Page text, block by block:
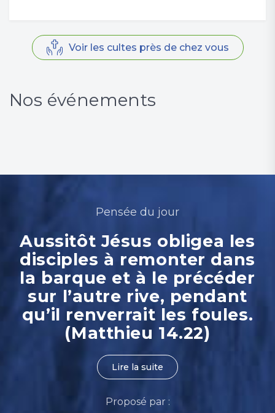
Voir les cultes près de chez vous
Nos événements
Pensée du jour
Aussitôt Jésus obligea les
disciples à remonter dans
la barque et à le précéder
sur l’autre rive, pendant
qu’il renverrait les foules.
(Matthieu 14.22)
Lire la suite
Proposé par :